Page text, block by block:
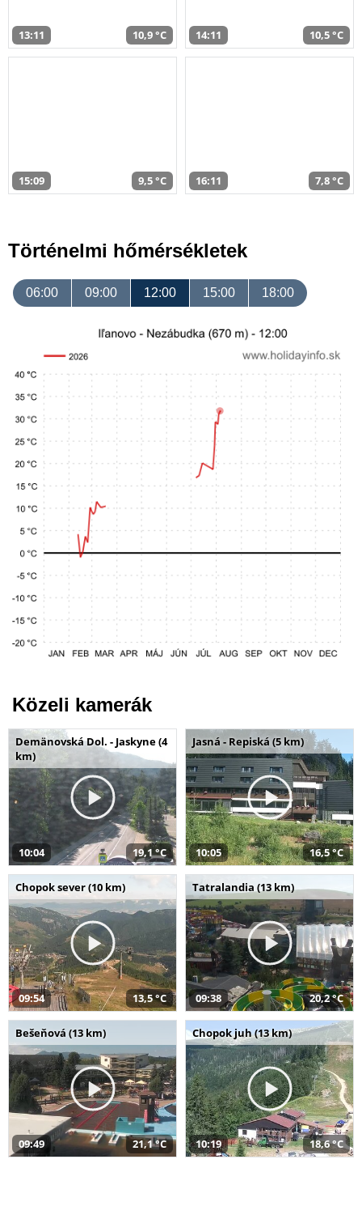
13:11 10,9 °C 14:11 10,5 °C
15:09 9,5 °C 16:11 7,8 °C
Történelmi hőmérsékletek
06:00 09:00 12:00 15:00 18:00
Közeli kamerák
Demänovská Dol. - Jaskyne (4
km)
10:04 19,1 °C
Jasná - Repiská (5 km)
10:05 16,5 °C
Chopok sever (10 km)
09:54 13,5 °C
Tatralandia (13 km)
09:38 20,2 °C
Bešeňová (13 km)
09:49 21,1 °C
Chopok juh (13 km)
10:19 18,6 °C